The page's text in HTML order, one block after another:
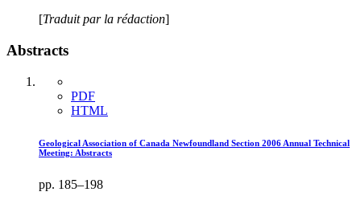
[Traduit par la rédaction]
Abstracts
PDF
HTML
Geological Association of Canada Newfoundland Section 2006 Annual Technical
Meeting: Abstracts
pp. 185–198